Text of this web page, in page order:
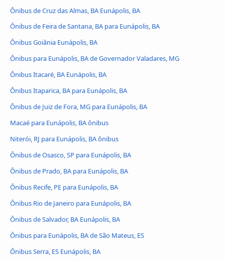
Ônibus de Cruz das Almas, BA Eunápolis, BA
Ônibus de Feira de Santana, BA para Eunápolis, BA
Ônibus Goiânia Eunápolis, BA
Ônibus para Eunápolis, BA de Governador Valadares, MG
Ônibus Itacaré, BA Eunápolis, BA
Ônibus Itaparica, BA para Eunápolis, BA
Ônibus de Juiz de Fora, MG para Eunápolis, BA
Macaé para Eunápolis, BA ônibus
Niterói, RJ para Eunápolis, BA ônibus
Ônibus de Osasco, SP para Eunápolis, BA
Ônibus de Prado, BA para Eunápolis, BA
Ônibus Recife, PE para Eunápolis, BA
Ônibus Rio de Janeiro para Eunápolis, BA
Ônibus de Salvador, BA Eunápolis, BA
Ônibus para Eunápolis, BA de São Mateus, ES
Ônibus Serra, ES Eunápolis, BA